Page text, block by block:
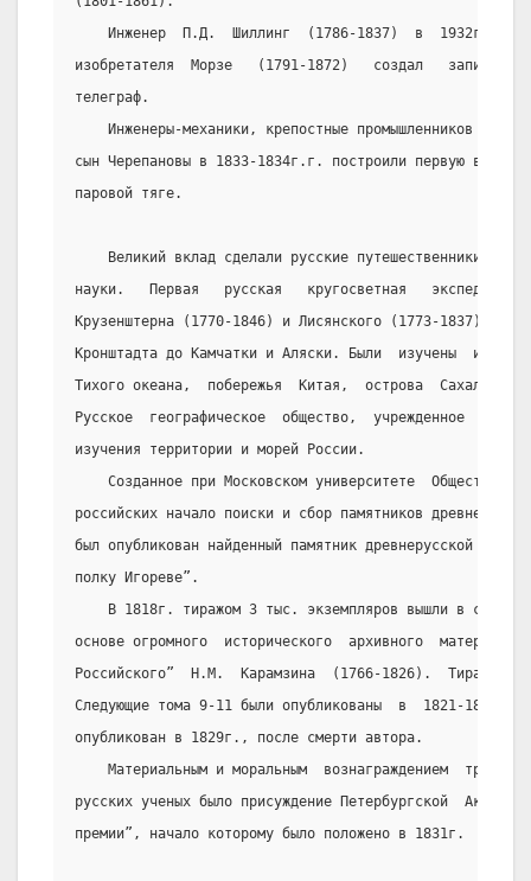
Инженер  П.Д.  Шиллинг  (1786-1837)  в  1932г.
изобретателя  Морзе   (1791-1872)   создал
телеграф.
Инженеры-механики, крепостные промышленников
сын Черепановы в 1833-1834г.г. построили первую в
паровой тяге.
Великий вклад сделали русские путешественники в
науки.   Первая   русская   кругосветная   экспедиция
Крузенштерна (1770-1846) и Лисянского (1773-1837) в
Кронштадта до Камчатки и Аляски. Были  изучены  и
Тихого океана,  побережья  Китая,  острова  Сахалин,
Русское  географическое  общество,  учрежденное  в
изучения территории и морей России.
Созданное при Московском университете  Общество
российских начало поиски и сбор памятников
был опубликован найденный памятник древнерусской
полку Игореве”.
В 1818г. тиражом 3 тыс. экземпляров вышли в свет 8
основе огромного  исторического  архивного  материала
Российского”  Н.М.  Карамзина  (1766-1826).  Тираж
Следующие тома 9-11 были опубликованы  в  1821-
опубликован в 1829г., после смерти автора.
Материальным и моральным  вознаграждением  труда
русских ученых было присуждение Петербургской
премии”, начало которому было положено в 1831г.